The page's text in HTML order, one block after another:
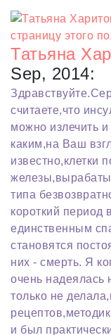
Татьяна
Sep, 2014:
считаете,что
можно излечить
каким,на Ваш
известно,клетки
типа
короткий период
единственным
становятся
них - смерть. Я
очень надеялась
только не
и был